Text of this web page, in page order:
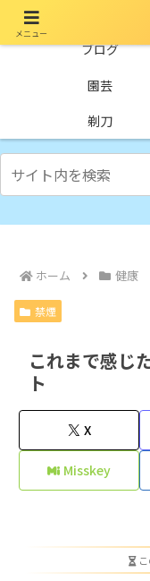
ブログ
園芸
剃刀
ホーム 健康
禁煙
これまで感じ
ト
X
Misskey
メニュー